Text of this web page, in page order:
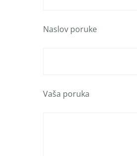
Naslov poruke
Vaša poruka